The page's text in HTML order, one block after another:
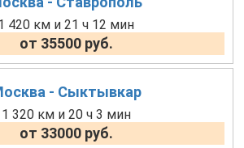
420 км и 21 ч 12 мин
от 35500 руб.
- Сыктывкар
1 320 км и 20 ч 3 мин
от 33000 руб.